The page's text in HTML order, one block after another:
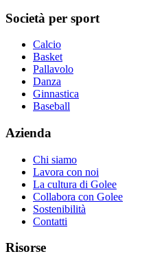
Società per sport
Calcio
Basket
Pallavolo
Danza
Ginnastica
Baseball
Azienda
Chi siamo
Lavora con noi
La cultura di Golee
Collabora con Golee
Sostenibilità
Contatti
Risorse